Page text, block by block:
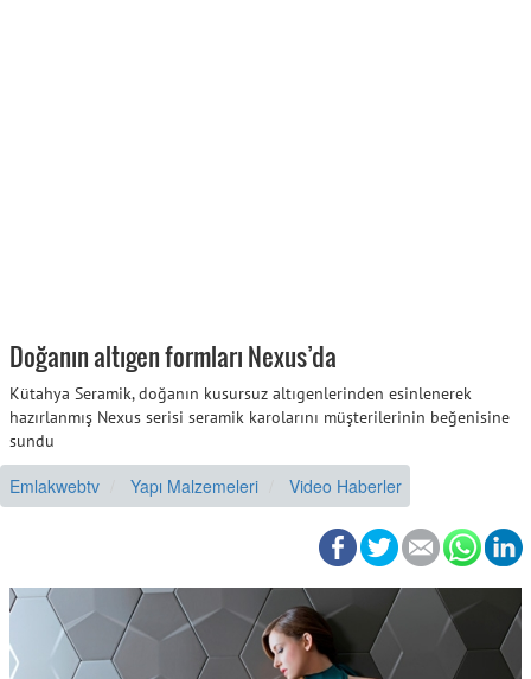
Doğanın altıgen formları Nexus’da
Kütahya Seramik, doğanın kusursuz altıgenlerinden esinlenerek
hazırlanmış Nexus serisi seramik karolarını müşterilerinin beğenisine
sundu
Emlakwebtv Yapı Malzemeleri Video Haberler